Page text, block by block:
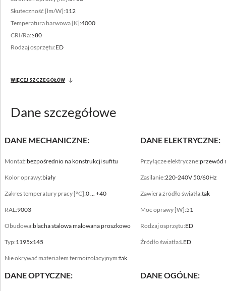
Skuteczność [lm/W]:112
Temperatura barwowa [K]:4000
CRI/Ra:≥80
Rodzaj osprzętu:ED
WIĘCEJ SZCZEGÓŁÓW
Dane szczegółowe
DANE MECHANICZNE:
Montaż:bezpośrednio na konstrukcji sufitu
Kolor oprawy:biały
Zakres temperatury pracy [°C]:0 ... +40
RAL:9003
Obudowa:blacha stalowa malowana proszkowo
Typ:1195x145
Nie okrywać materiałem termoizolacyjnym:tak
DANE ELEKTRYCZNE:
Przyłącze elektryczne:przewód
Zasilanie:220-240V 50/60Hz
Zawiera źródło światła:tak
Moc oprawy [W]:51
Rodzaj osprzętu:ED
Źródło światła:LED
DANE OPTYCZNE: DANE OGÓLNE:
sufitach KNAUF, AMF, ROCKFON (na zamówienie)
Zróżnicowana temperatura barwowa